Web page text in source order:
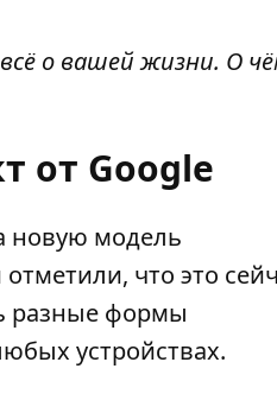
о вашей жизни. О
от Google
новую модель
что это
разные формы
устройствах.